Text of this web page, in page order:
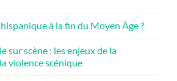
à la fin du Moyen Âge ?
sur scène : les enjeux de la
violence scénique